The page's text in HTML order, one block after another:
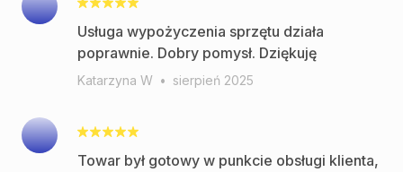
Usługa wypożyczenia sprzętu działa
poprawnie. Dobry pomysł. Dziękuję
Katarzyna W • sierpień 2025
Towar był gotowy w punkcie obsługi klienta,